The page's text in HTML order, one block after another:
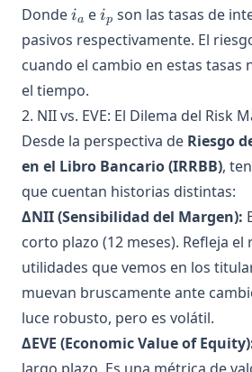
Dondei_a
ia ei_p
ip son las tasas de
pasivos respectivamente. El
cuando el cambio en estas tasas
el tiempo.
2. NII vs. EVE: El Dilema del Risk
Desde la perspectiva de Riesgo
en el Libro Bancario (IRRBB),
que cuentan historias distintas:
ΔNII (Sensibilidad del Margen):
corto plazo (12 meses). Refleja el
utilidades que vemos en los
muevan bruscamente ante
luce robusto, pero es volátil.
ΔEVE (Economic Value of